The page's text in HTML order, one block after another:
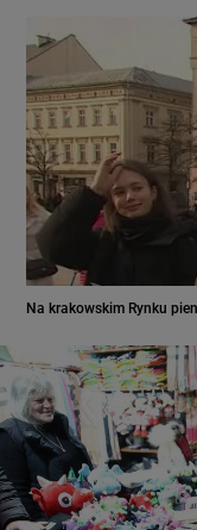
Na krakowskim Rynku